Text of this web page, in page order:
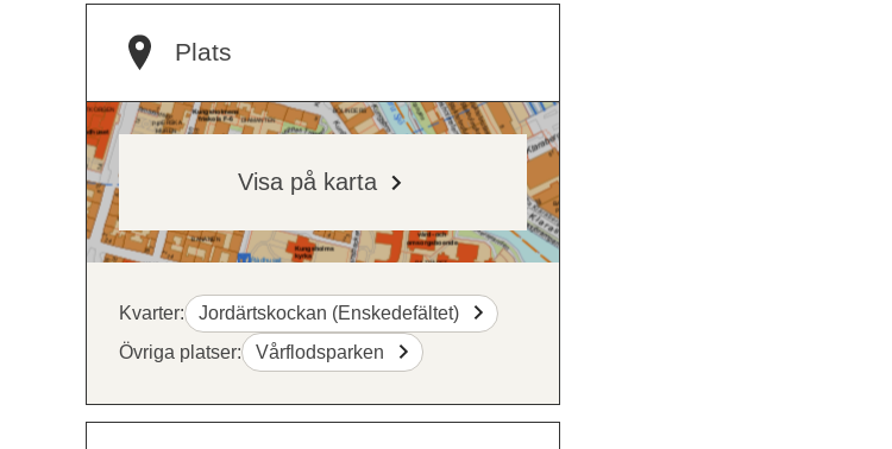
Plats
Visa på karta
Kvarter:
Jordärtskockan (Enskedefältet)
Övriga platser:
Vårflodsparken